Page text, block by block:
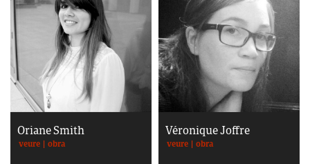
Oriane Smith
veure obra
Véronique Joffre
veure obra